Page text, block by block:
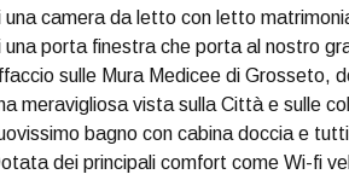
una camera da letto con letto
una porta finestra che porta al nostro
sulle Mura Medicee di Grosseto,
meravigliosa vista sulla Città e sulle
bagno con cabina doccia e
dei principali comfort come Wi-fi